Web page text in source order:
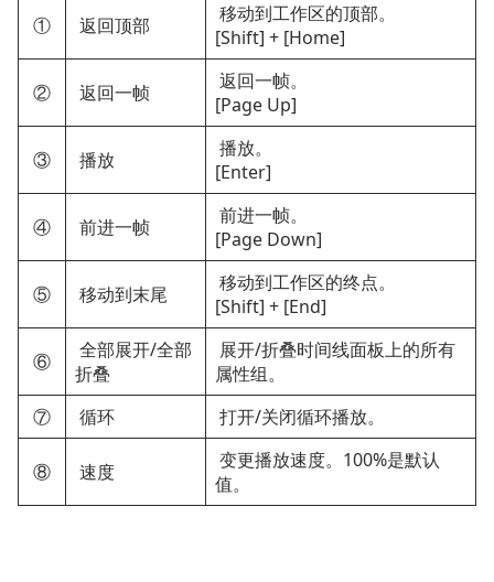
① 返回顶部
移动到工作区的顶部。
[Shift] + [Home]
② 返回一帧
返回一帧。
[Page Up]
③ 播放
播放。
[Enter]
④ 前进一帧
前进一帧。
[Page Down]
⑤ 移动到末尾
移动到工作区的终点。
[Shift] + [End]
⑥
全部展开/全部
折叠
展开/折叠时间线面板上的所有
属性组。
⑦
循环 打开/关闭循环播放。
⑧ 速度
变更播放速度。100%是默认
值。